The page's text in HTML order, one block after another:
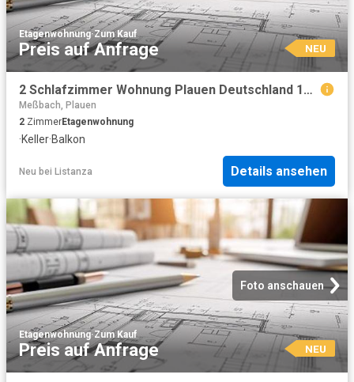
Etagenwohnung·Zum Kauf
Preis auf Anfrage NEU
2 Schlafzimmer Wohnung Plauen Deutschland 104798703
Meßbach, Plauen
2 ZimmerEtagenwohnung
·Keller·Balkon
Neu bei Listanza Details ansehen
Foto anschauen
Etagenwohnung·Zum Kauf
Preis auf Anfrage NEU